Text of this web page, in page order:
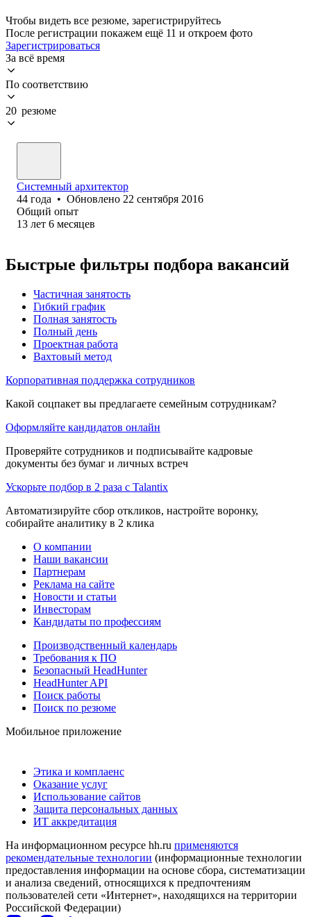
Чтобы видеть все резюме, зарегистрируйтесь
После регистрации покажем ещё 11 и откроем фото
Зарегистрироваться
За всё время
По соответствию
20 резюме
Системный архитектор
44 года • Обновлено 22 сентября 2016
Общий опыт
13 лет 6 месяцев
Быстрые фильтры подбора вакансий
Частичная занятость
Гибкий график
Полная занятость
Полный день
Проектная работа
Вахтовый метод
Корпоративная поддержка сотрудников
Какой соцпакет вы предлагаете семейным сотрудникам?
Оформляйте кандидатов онлайн
Проверяйте сотрудников и подписывайте кадровые
документы без бумаг и личных встреч
Ускорьте подбор в 2 раза с Talantix
Автоматизируйте сбор откликов, настройте воронку,
собирайте аналитику в 2 клика
О компании
Наши вакансии
Партнерам
Реклама на сайте
Новости и статьи
Инвесторам
Кандидаты по профессиям
Производственный календарь
Требования к ПО
Безопасный HeadHunter
HeadHunter API
Поиск работы
Поиск по резюме
Мобильное приложение
Этика и комплаенс
Оказание услуг
Использование сайтов
Защита персональных данных
ИТ аккредитация
На информационном ресурсе hh.ru применяются
рекомендательные технологии (информационные технологии
предоставления информации на основе сбора, систематизации
и анализа сведений, относящихся к предпочтениям
пользователей сети «Интернет», находящихся на территории
Российской Федерации)